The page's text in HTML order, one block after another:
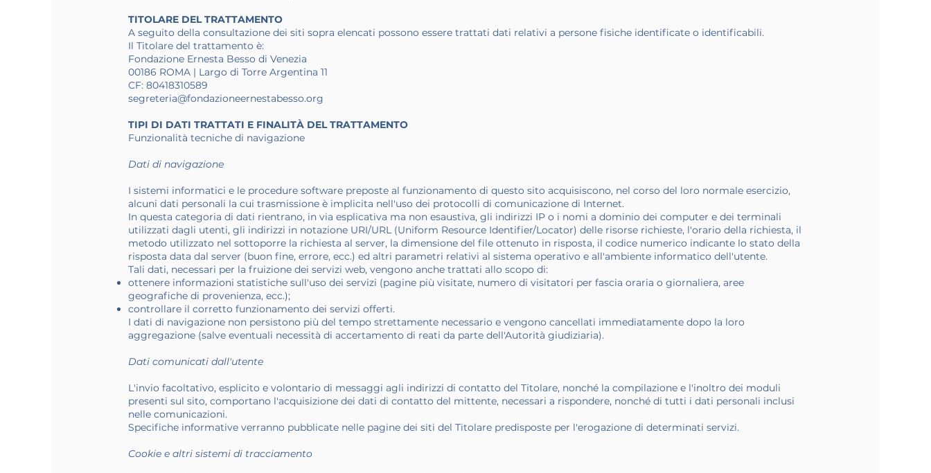
TITOLARE DEL TRATTAMENTO
A seguito della consultazione dei siti sopra elencati possono essere trattati dati relativi a persone fisiche identificate o identificabili.
Il Titolare del trattamento è:
Fondazione Ernesta Besso di Venezia
00186 ROMA | Largo di Torre Argentina 11
CF: 80418310589
segreteria@fondazioneernestabesso.org
TIPI DI DATI TRATTATI E FINALITÀ DEL TRATTAMENTO
Funzionalità tecniche di navigazione
Dati di navigazione
I sistemi informatici e le procedure software preposte al funzionamento di questo sito acquisiscono, nel corso del loro normale esercizio,
alcuni dati personali la cui trasmissione è implicita nell'uso dei protocolli di comunicazione di Internet.
In questa categoria di dati rientrano, in via esplicativa ma non esaustiva, gli indirizzi IP o i nomi a dominio dei computer e dei terminali
utilizzati dagli utenti, gli indirizzi in notazione URI/URL (Uniform Resource Identifier/Locator) delle risorse richieste, l'orario della richiesta, il
metodo utilizzato nel sottoporre la richiesta al server, la dimensione del file ottenuto in risposta, il codice numerico indicante lo stato della
risposta data dal server (buon fine, errore, ecc.) ed altri parametri relativi al sistema operativo e all'ambiente informatico dell'utente.
Tali dati, necessari per la fruizione dei servizi web, vengono anche trattati allo scopo di:
ottenere informazioni statistiche sull'uso dei servizi (pagine più visitate, numero di visitatori per fascia oraria o giornaliera, aree
geografiche di provenienza, ecc.);
controllare il corretto funzionamento dei servizi offerti.
I dati di navigazione non persistono più del tempo strettamente necessario e vengono cancellati immediatamente dopo la loro
aggregazione (salve eventuali necessità di accertamento di reati da parte dell'Autorità giudiziaria).
Dati comunicati dall'utente
L'invio facoltativo, esplicito e volontario di messaggi agli indirizzi di contatto del Titolare, nonché la compilazione e l'inoltro dei moduli
presenti sul sito, comportano l'acquisizione dei dati di contatto del mittente, necessari a rispondere, nonché di tutti i dati personali inclusi
nelle comunicazioni.
Specifiche informative verranno pubblicate nelle pagine dei siti del Titolare predisposte per l'erogazione di determinati servizi.
Cookie e altri sistemi di tracciamento